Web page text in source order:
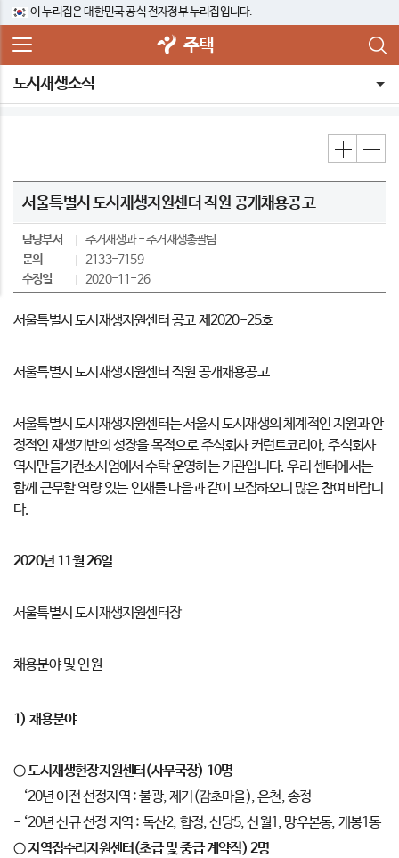
이 누리집은 대한민국 공식 전자정부 누리집입니다.
주택
도시재생소식
서울특별시 도시재생지원센터 직원 공개채용공고
담당부서 주거재생과
주거재생총괄팀
문의
2133-7159
수정일
2020-11-26
서울특별시 도시재생지원센터 공고 제2020-25호
서울특별시 도시재생지원센터 직원 공개채용공고
서울특별시 도시재생지원센터는 서울시 도시재생의 체계적인 지원과 안
정적인 재생기반의 성장을 목적으로 주식회사 커런트코리아, 주식회사
역사만들기컨소시엄에서 수탁 운영하는 기관입니다. 우리 센터에서는
함께 근무할 역량 있는 인재를 다음과 같이 모집하오니 많은 참여 바랍니
다.
2020년 11월26일
서울특별시 도시재생지원센터장
채용분야 및 인원
1) 채용분야
○도시재생현장지원센터 (사무국장) 10명
- ‘20년 이전 선정지역 : 불광, 제기(감초마을), 은천, 송정
- ‘20년 신규 선정 지역 : 독산2, 합정, 신당5, 신월1, 망우본동, 개봉1동
○지역집수리지원센터 (초급 및 중급 계약직) 2명